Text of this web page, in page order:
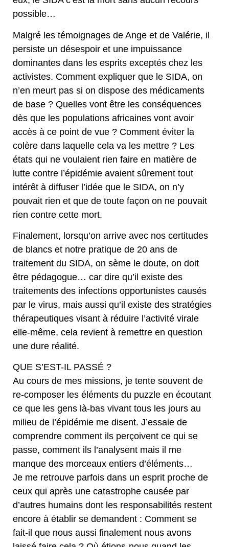
possible…
Malgré les témoignages de Ange et de Valérie, il
persiste un désespoir et une impuissance
dominantes dans les esprits exceptés chez les
activistes. Comment expliquer que le SIDA, on
n’en meurt pas si on dispose des médicaments
de base ? Quelles vont être les conséquences
dès que les populations africaines vont avoir
accès à ce point de vue ? Comment éviter la
colère dans laquelle cela va les mettre ? Les
états qui ne voulaient rien faire en matière de
lutte contre l’épidémie avaient sûrement tout
intérêt à diffuser l’idée que le SIDA, on n’y
pouvait rien et que de toute façon on ne pouvait
rien contre cette mort.
Finalement, lorsqu’on arrive avec nos certitudes
de blancs et notre pratique de 20 ans de
traitement du SIDA, on sème le doute, on doit
être pédagogue… car dire qu’il existe des
traitements des infections opportunistes causés
par le virus, mais aussi qu’il existe des stratégies
thérapeutiques visant à réduire l’activité virale
elle-même, cela revient à remettre en question
une dure réalité.
QUE S’EST-IL PASSÉ ?
Au cours de mes missions, je tente souvent de
re-composer les éléments du puzzle en écoutant
ce que les gens là-bas vivant tous les jours au
milieu de l’épidémie me disent. J’essaie de
comprendre comment ils perçoivent ce qui se
passe, comment ils l’analysent mais il me
manque des morceaux entiers d’éléments…
Je me retrouve parfois dans un esprit proche de
ceux qui après une catastrophe causée par
d’autres humains dont les responsabilités restent
encore à établir se demandent : Comment se
fait-il que nous aussi finalement nous avons